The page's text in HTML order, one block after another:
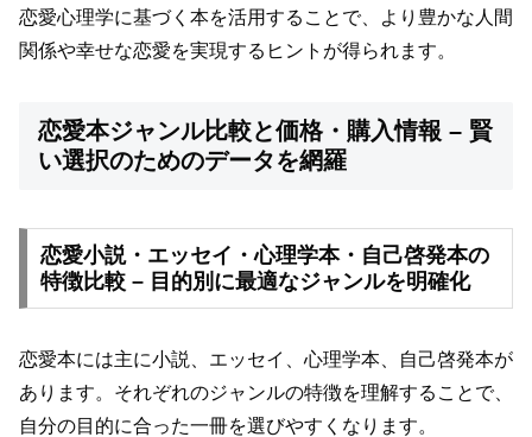
恋愛心理学に基づく本を活用することで、より豊かな人間
関係や幸せな恋愛を実現するヒントが得られます。
恋愛本ジャンル比較と価格・購入情報 – 賢
い選択のためのデータを網羅
恋愛小説・エッセイ・心理学本・自己啓発本の
特徴比較 – 目的別に最適なジャンルを明確化
恋愛本には主に小説、エッセイ、心理学本、自己啓発本が
あります。それぞれのジャンルの特徴を理解することで、
自分の目的に合った一冊を選びやすくなります。